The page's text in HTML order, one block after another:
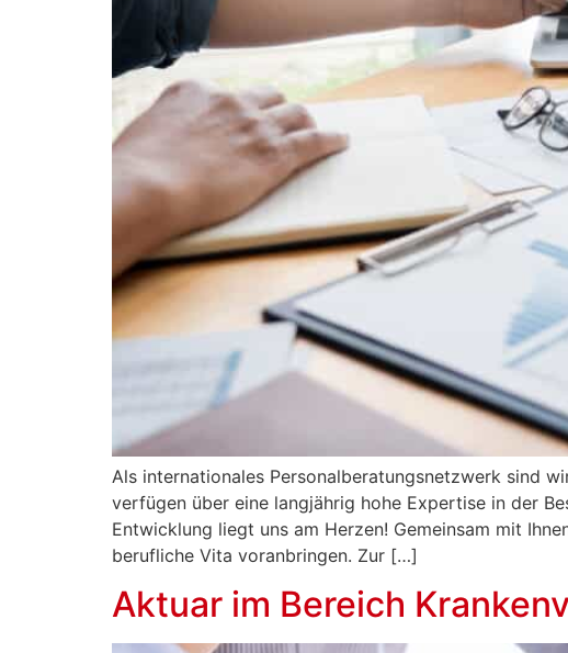
Als internationales Personalberatungsnetzwerk sind
verfügen über eine langjährig hohe Expertise in der
Entwicklung liegt uns am Herzen! Gemeinsam mit
berufliche Vita voranbringen. Zur […]
Aktuar im Bereich